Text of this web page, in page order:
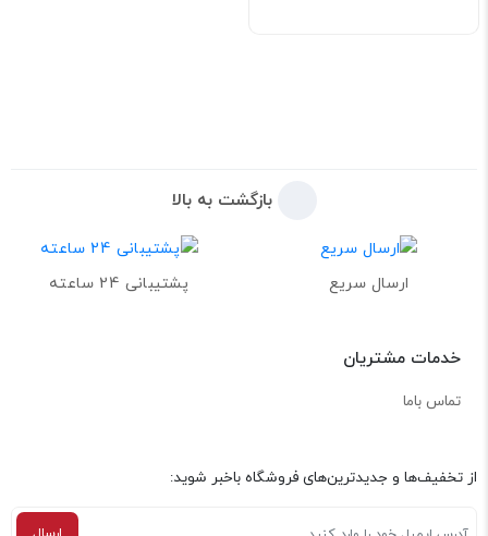
بازگشت به بالا
ارسال سریع پشتیبانی 24 ساعته
خدمات مشتریان
تماس باما
از تخفیف‌ها و جدیدترین‌های فروشگاه باخبر شوید: